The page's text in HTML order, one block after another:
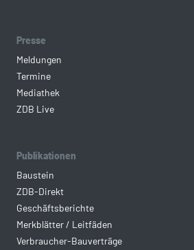
Presse
Meldungen
Termine
Mediathek
ZDB Live
Publikationen
Baustein
ZDB-Direkt
Geschäftsberichte
Merkblätter / Leitfäden
Verbraucher-Bauverträge